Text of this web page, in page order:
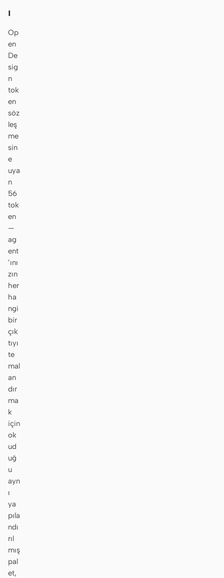
ı
Op
en
De
sig
n
tok
en
söz
leş
me
sin
e
uya
n
56
tok
en
—
ag
ent
’ını
zın
her
ha
ngi
bir
çık
tıyı
te
mal
an
dır
ma
k
için
ok
ud
uğ
u
ayn
ı
ya
pıla
ndı
rıl
mış
pal
et,